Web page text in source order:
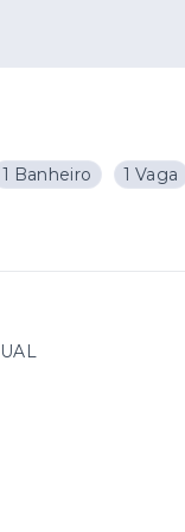
1 Banheiro 1 Vaga